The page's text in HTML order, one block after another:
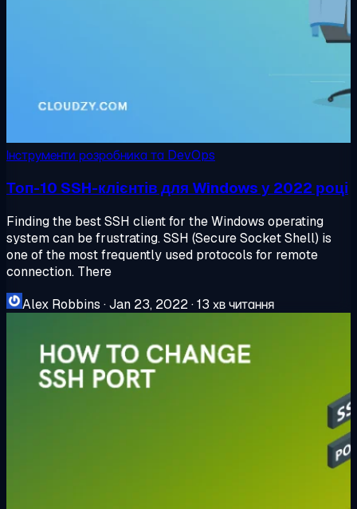
Інструменти розробника та DevOps
Топ-10 SSH-клієнтів для Windows у 2022 році
Finding the best SSH client for the Windows operating
system can be frustrating. SSH (Secure Socket Shell) is
one of the most frequently used protocols for remote
connection. There
Alex Robbins ·Jan 23, 2022·13 хв читання